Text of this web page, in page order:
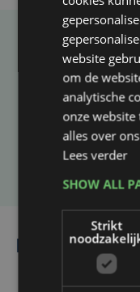
Heb je een
Laat
Lees ook
website
om de
analytische
onze
alles over ons
Lees verder
SHOW ALL
Strikt